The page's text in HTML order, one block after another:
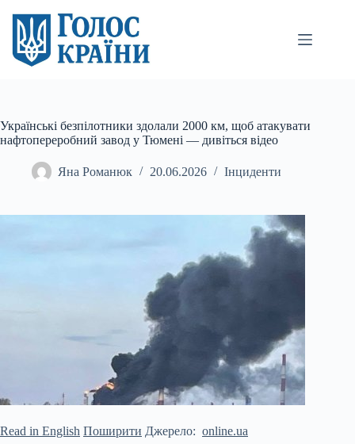
вмісту
Українські безпілотники здолали 2000 км, щоб атакувати
нафтопереробний завод у Тюмені — дивіться відео
Яна Романюк 20.06.2026 Інциденти
Read in English Поширити Джерело: online.ua